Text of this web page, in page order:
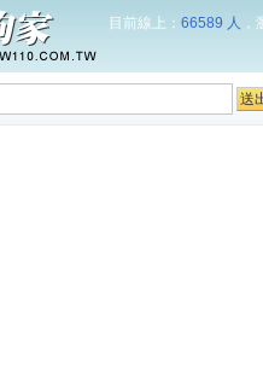
目前線上： 66589 人